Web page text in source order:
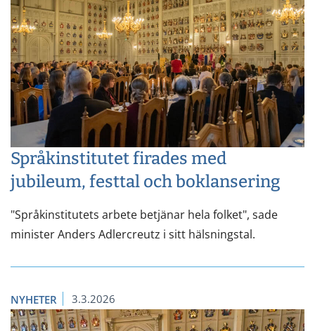
Språkinstitutet firades med
jubileum, festtal och boklansering
"Språkinstitutets arbete betjänar hela folket", sade
minister Anders Adlercreutz i sitt hälsningstal.
NYHETER 3.3.2026